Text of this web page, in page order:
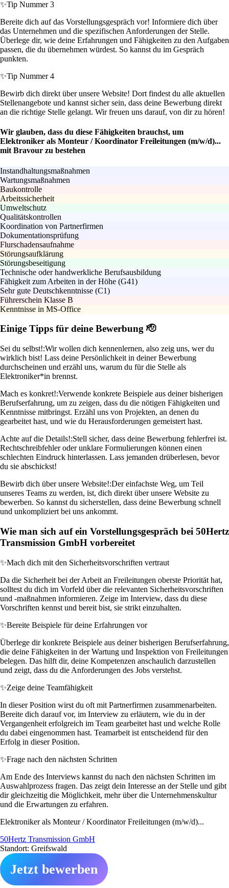
✨Tip Nummer 3
Bereite dich auf das Vorstellungsgespräch vor! Informiere dich über
das Unternehmen und die spezifischen Anforderungen der Stelle.
Überlege dir, wie deine Erfahrungen und Fähigkeiten zu den Aufgaben
passen, die du übernehmen würdest. So kannst du im Gespräch
punkten.
✨Tip Nummer 4
Bewirb dich direkt über unsere Website! Dort findest du alle aktuellen
Stellenangebote und kannst sicher sein, dass deine Bewerbung direkt
an die richtige Stelle gelangt. Wir freuen uns darauf, von dir zu hören!
Wir glauben, dass du diese Fähigkeiten brauchst, um
Elektroniker als Monteur / Koordinator Freileitungen (m/w/d)...
mit Bravour zu bestehen
Instandhaltungsmaßnahmen
Wartungsmaßnahmen
Baukontrolle
Arbeitssicherheit
Umweltschutz
Qualitätskontrollen
Koordination von Partnerfirmen
Dokumentationsprüfung
Flurschadensaufnahme
Störungsaufklärung
Störungsbeseitigung
Technische oder handwerkliche Berufsausbildung
Fähigkeit zum Arbeiten in der Höhe (G41)
Sehr gute Deutschkenntnisse (C1)
Führerschein Klasse B
Kenntnisse in MS-Office
Einige Tipps für deine Bewerbung 🫡
Sei du selbst!:Wir wollen dich kennenlernen, also zeig uns, wer du
wirklich bist! Lass deine Persönlichkeit in deiner Bewerbung
durchscheinen und erzähl uns, warum du für die Stelle als
Elektroniker*in brennst.
Mach es konkret!:Verwende konkrete Beispiele aus deiner bisherigen
Berufserfahrung, um zu zeigen, dass du die nötigen Fähigkeiten und
Kenntnisse mitbringst. Erzähl uns von Projekten, an denen du
gearbeitet hast, und wie du Herausforderungen gemeistert hast.
Achte auf die Details!:Stell sicher, dass deine Bewerbung fehlerfrei ist.
Rechtschreibfehler oder unklare Formulierungen können einen
schlechten Eindruck hinterlassen. Lass jemanden drüberlesen, bevor
du sie abschickst!
Bewirb dich über unsere Website!:Der einfachste Weg, um Teil
unseres Teams zu werden, ist, dich direkt über unsere Website zu
bewerben. So kannst du sicherstellen, dass deine Bewerbung schnell
und unkompliziert bei uns ankommt.
Wie man sich auf ein Vorstellungsgespräch bei 50Hertz
Transmission GmbH vorbereitet
✨Mach dich mit den Sicherheitsvorschriften vertraut
Da die Sicherheit bei der Arbeit an Freileitungen oberste Priorität hat,
solltest du dich im Vorfeld über die relevanten Sicherheitsvorschriften
und -maßnahmen informieren. Zeige im Interview, dass du diese
Vorschriften kennst und bereit bist, sie strikt einzuhalten.
✨Bereite Beispiele für deine Erfahrungen vor
Überlege dir konkrete Beispiele aus deiner bisherigen Berufserfahrung,
die deine Fähigkeiten in der Wartung und Inspektion von Freileitungen
belegen. Das hilft dir, deine Kompetenzen anschaulich darzustellen
und zeigt, dass du die Anforderungen des Jobs verstehst.
✨Zeige deine Teamfähigkeit
In dieser Position wirst du oft mit Partnerfirmen zusammenarbeiten.
Bereite dich darauf vor, im Interview zu erläutern, wie du in der
Vergangenheit erfolgreich im Team gearbeitet hast und welche Rolle
du dabei eingenommen hast. Teamarbeit ist entscheidend für den
Erfolg in dieser Position.
✨Frage nach den nächsten Schritten
Am Ende des Interviews kannst du nach den nächsten Schritten im
Auswahlprozess fragen. Das zeigt dein Interesse an der Stelle und gibt
dir gleichzeitig die Möglichkeit, mehr über die Unternehmenskultur
und die Erwartungen zu erfahren.
Elektroniker als Monteur / Koordinator Freileitungen (m/w/d)...
50Hertz Transmission GmbH
Standort: Greifswald
Jetzt bewerben